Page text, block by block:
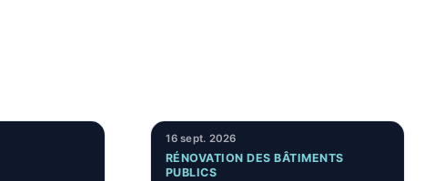
16 sept. 2026
RÉNOVATION DES BÂTIMENTS
PUBLICS